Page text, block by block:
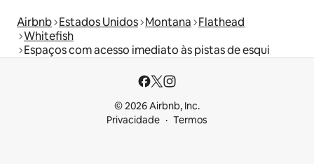
Airbnb Estados Unidos Montana Flathead
Whitefish
Espaços com acesso imediato às pistas de esqui
© 2026 Airbnb, Inc.
Privacidade
Termos